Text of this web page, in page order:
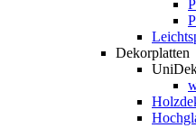
Dekorplatten